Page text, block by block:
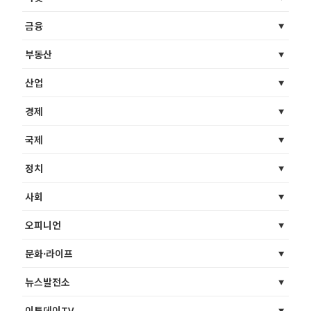
금융
부동산
산업
경제
국제
정치
사회
오피니언
문화·라이프
뉴스발전소